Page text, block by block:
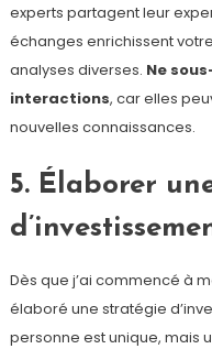
experts partagent leur
échanges enrichissent
analyses diverses. Ne
interactions, car elles
nouvelles connaissances.
5. Élaborer
Dès que j’ai commencé à
élaboré une stratégie
personne est unique, mais